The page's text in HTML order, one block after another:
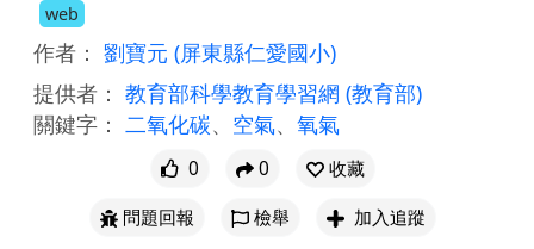
web
作者： 劉寶元 (屏東縣仁愛國小)
提供者： 教育部科學教育學習網 (教育部)
關鍵字： 二氧化碳、 空氣、 氧氣
0 0
收藏
問題回報
檢舉 加入追蹤